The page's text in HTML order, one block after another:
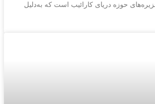
حوزه دریای کارائیب است که به‌دلیل